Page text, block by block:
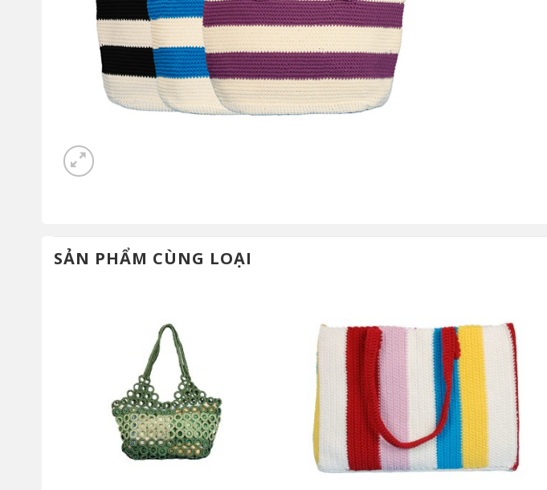
SẢN PHẨM CÙNG LOẠI